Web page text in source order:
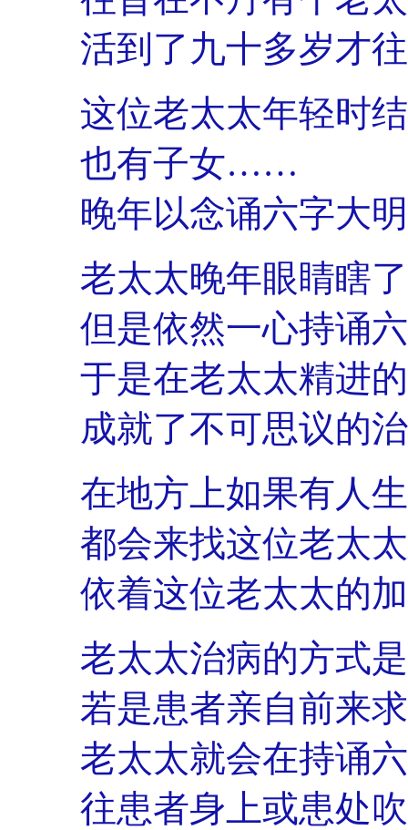
活到了九十多岁才
这位老太太年轻时结
也有子女……
晚年以念诵六字大明
老太太晚年眼睛瞎
但是依然一心持诵六
于是在老太太精进的
成就了不可思议的治
在地方上如果有人生
都会来找这位老太
依着这位老太太的加
老太太治病的方式
若是患者亲自前来求
老太太就会在持诵六
往患者身上或患处